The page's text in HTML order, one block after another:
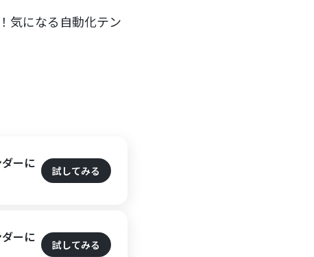
気になる自動化テン
ーに
試してみる
ーに
試してみる